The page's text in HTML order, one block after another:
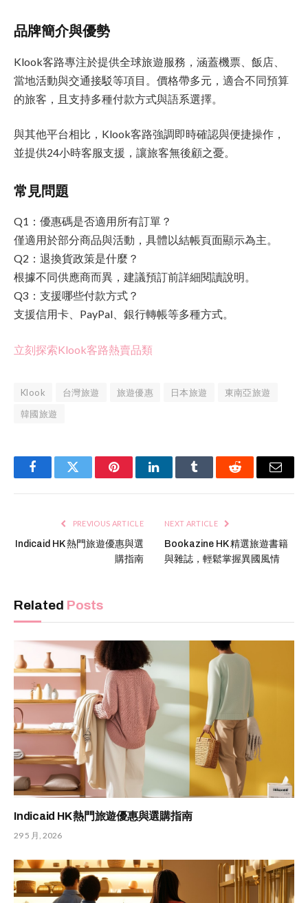
品牌簡介與優勢
Klook客路專注於提供全球旅遊服務，涵蓋機票、飯店、
當地活動與交通接駁等項目。價格帶多元，適合不同預算
的旅客，且支持多種付款方式與語系選擇。
與其他平台相比，Klook客路強調即時確認與便捷操作，
並提供24小時客服支援，讓旅客無後顧之憂。
常見問題
Q1：優惠碼是否適用所有訂單？
僅適用於部分商品與活動，具體以結帳頁面顯示為主。
Q2：退換貨政策是什麼？
根據不同供應商而異，建議預訂前詳細閱讀說明。
Q3：支援哪些付款方式？
支援信用卡、PayPal、銀行轉帳等多種方式。
立刻探索Klook客路熱賣品類
Klook 台灣旅遊 旅遊優惠 日本旅遊
東南亞旅遊
韓國旅遊
FacebookTwitter PinterestLinkedInTumblr Reddit Email
PREVIOUS ARTICLE
Indicaid HK 熱門旅遊優惠與選
購指南
NEXT ARTICLE
Bookazine HK 精選旅遊書籍
與雜誌，輕鬆掌握異國風情
Related Posts
Indicaid HK 熱門旅遊優惠與選購指南
29 5 月, 2026